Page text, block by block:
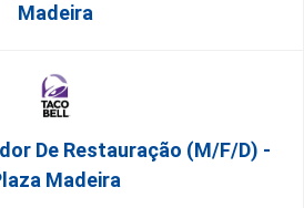
Madeira
De Restauração (m/f/d) -
Madeira